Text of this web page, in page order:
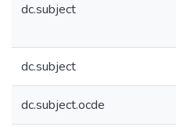
dc.subject
dc.subject
dc.subject.ocde